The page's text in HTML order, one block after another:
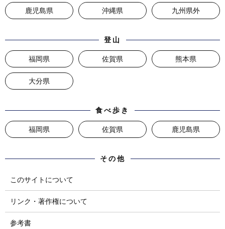
鹿児島県 沖縄県 九州県外
登山
福岡県 佐賀県 熊本県
大分県
食べ歩き
福岡県 佐賀県 鹿児島県
その他
このサイトについて
リンク・著作権について
参考書